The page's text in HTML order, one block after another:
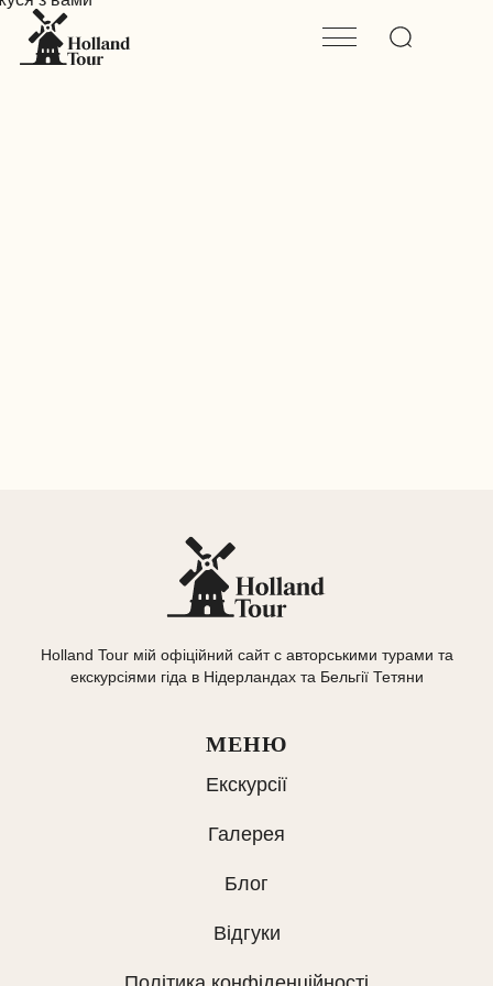
Holland Tour мій офіційний сайт с авторськими турами та
екскурсіями гіда в Нідерландах та Бельгії Тетяни
МЕНЮ
Екскурсії
Галерея
Блог
Відгуки